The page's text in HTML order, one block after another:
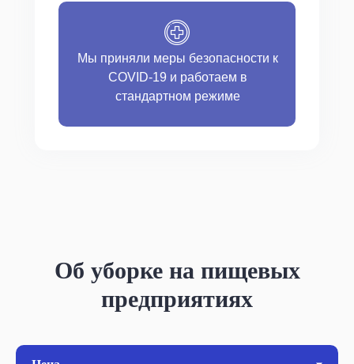
Мы приняли меры безопасности к
COVID-19 и работаем в
стандартном режиме
Об уборке на пищевых
предприятиях